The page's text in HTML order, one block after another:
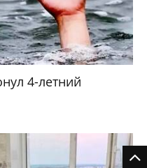
4-летний